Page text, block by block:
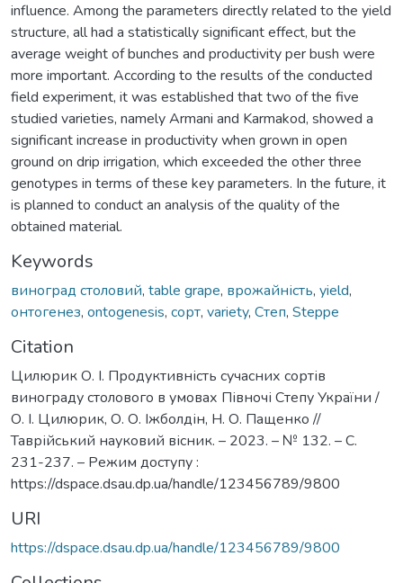
influence. Among the parameters directly related to the yield
structure, all had a statistically significant effect, but the
average weight of bunches and productivity per bush were
more important. According to the results of the conducted
field experiment, it was established that two of the five
studied varieties, namely Armani and Karmakod, showed a
significant increase in productivity when grown in open
ground on drip irrigation, which exceeded the other three
genotypes in terms of these key parameters. In the future, it
is planned to conduct an analysis of the quality of the
obtained material.
Keywords
виноград столовий, table grape, врожайність, yield,
онтогенез, ontogenesis, сорт, variety, Степ, Steppe
Citation
Цилюрик О. І. Продуктивність сучасних сортів
винограду столового в умовах Півночі Степу України /
О. І. Цилюрик, О. О. Іжболдін, Н. О. Пащенко //
Таврійський науковий вісник. – 2023. – № 132. – С.
231-237. – Режим доступу :
https://dspace.dsau.dp.ua/handle/123456789/9800
URI
https://dspace.dsau.dp.ua/handle/123456789/9800